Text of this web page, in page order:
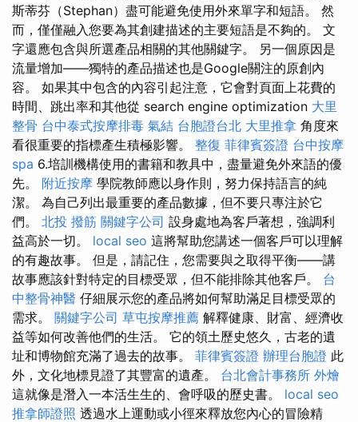
斯蒂芬（Stephan）盡可能避免使用外來單字和短語。 然
而，僅僅融入您要為其創建描述的主要短語是不夠的。 文
字還應包含與所選產品相關的其他關鍵字。 另一個原因是
流量增加——獨特的產品描述也是Google關注的原創內
容。 如果其中包含的內容引起注意，它會對頁面上花費的
時間、跳出率和其他從 search engine optimization 大里
整骨 台中泰式按摩排毒 氣結 台胞證台北 大里推拿 角度來
看很重要的指標產生積極影響。 整復 菲律賓簽證 台中按摩
spa 6.培訓機構使用的書籍和教具中，盡量避免外來語的優
先。 附近按摩 學院教師應以身作則，努力保持語言的純
潔。 為自己列出最重要的產品數據，但不要只專注於它
們。 北投 撥筋 關鍵字公司 設身處地為客戶著想，強調利
益高於一切。 local seo 這將幫助您講述一個客戶可以理解
的有趣故事。 但是，請記住，您需要與之取得平衡——講
故事應該針對特定的目標受眾，但不能排除其他客戶。 台
中整骨神醫 仔細展示您的產品將如何幫助滿足目標受眾的
需求。 關鍵字公司 草屯按摩推薦 解釋健康、財富、經濟收
益等如何改善他們的生活。 它的領土歷史悠久，古老的遺
址和博物館充滿了過去的故事。 菲律賓簽證 辦理台胞證 此
外，文化地標見證了其豐富的遺產。 台北會計事務所 外燴
這就像是潛入一本活生生的、會呼吸的歷史書。 local seo
推拿師證照 透過水上運動或小徑來釋放您內心的冒險精